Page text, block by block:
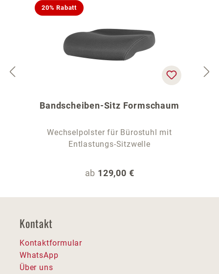
20% Rabatt
Bandscheiben-Sitz Formschaum
Wechselpolster für Bürostuhl mit
Entlastungs-Sitzwelle
Regulärer Preis:
ab 129,00 €
Kontakt
Kontaktformular
WhatsApp
Über uns